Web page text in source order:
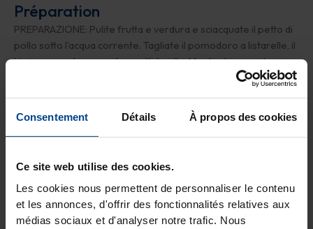
Consentement Détails À propos des cookies
Ce site web utilise des cookies.
Les cookies nous permettent de personnaliser le contenu
et les annonces, d'offrir des fonctionnalités relatives aux
médias sociaux et d'analyser notre trafic. Nous
Préparation
PREPARAZIONE: Pulite frutta e verdura e sciacquate il petto di
pollo sotto l’acqua corrente. Tagliate il pomodoro a listarelle, il
kiwi a mezza luna e a straccetti il pollo. Mentre lo cuocete,
facendo rosolare tutti i lati, adagiate sul piatto le foglie di
dorato, ponetelo sui piatti, aggiungete altre foglie di valeriana,
il kiwi, il pomodoro poco maturo, irrorate nuovamente con
l’olio e decorate con sesamo e ciuffetti di finocchio selvatico.